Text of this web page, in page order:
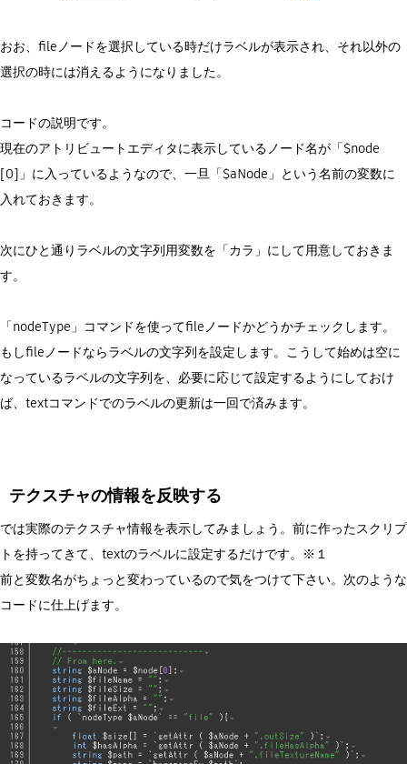
おお、fileノードを選択している時だけラベルが表示され、それ以外の
選択の時には消えるようになりました。
コードの説明です。
現在のアトリビュートエディタに表示しているノード名が「$node
[0]」に入っているようなので、一旦「$aNode」という名前の変数に
入れておきます。
次にひと通りラベルの文字列用変数を「カラ」にして用意しておきま
す。
「nodeType」コマンドを使ってfileノードかどうかチェックします。
もしfileノードならラベルの文字列を設定します。こうして始めは空に
なっているラベルの文字列を、必要に応じて設定するようにしておけ
ば、textコマンドでのラベルの更新は一回で済みます。
テクスチャの情報を反映する
では実際のテクスチャ情報を表示してみましょう。前に作ったスクリプ
トを持ってきて、textのラベルに設定するだけです。※１
前と変数名がちょっと変わっているので気をつけて下さい。次のような
コードに仕上げます。